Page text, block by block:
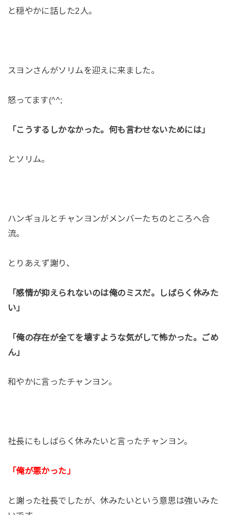
と穏やかに話した2人。
スヨンさんがソリムを迎えに来ました。
怒ってます(^^;
「こうするしかなかった。何も言わせないためには」
とソリム。
ハンギョルとチャンヨンがメンバーたちのところへ合
流。
とりあえず謝り、
「感情が抑えられないのは俺のミスだ。しばらく休みた
い」
「俺の存在が全てを壊すような気がして怖かった。ごめ
ん」
和やかに言ったチャンヨン。
社長にもしばらく休みたいと言ったチャンヨン。
「俺が悪かった」
と謝った社長でしたが、休みたいという意思は強いみた